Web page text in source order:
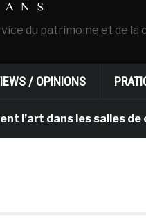
du patrimoine et de la
/ OPINIONS
les salles de classe